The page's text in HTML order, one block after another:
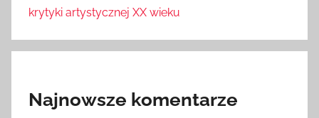
krytyki artystycznej XX wieku
Najnowsze komentarze